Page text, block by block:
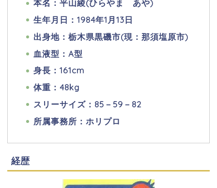
本名：平山綾(ひらやま あや)
生年月日：1984年1月13日
出身地：栃木県黒磯市(現：那須塩原市)
血液型：A型
身長：161cm
体重：48kg
スリーサイズ：85－59－82
所属事務所：ホリプロ
経歴